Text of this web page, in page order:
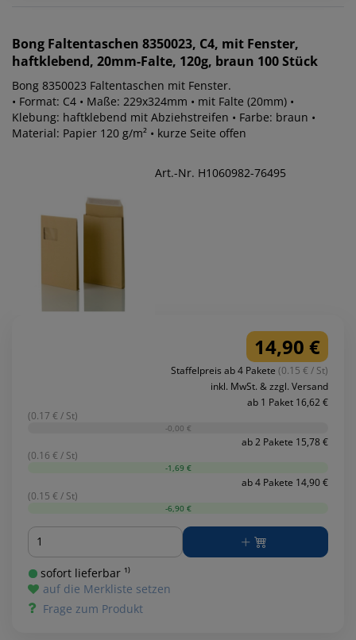
Bong Faltentaschen 8350023, C4, mit Fenster,
haftklebend, 20mm-Falte, 120g, braun 100 Stück
Bong 8350023 Faltentaschen mit Fenster.
• Format: C4 • Maße: 229x324mm • mit Falte (20mm) •
Klebung: haftklebend mit Abziehstreifen • Farbe: braun •
Material: Papier 120 g/m² • kurze Seite offen
Art.-Nr. H1060982-76495
14,90 €
Staffelpreis ab 4 Pakete (0.15 € / St)
inkl. MwSt. & zzgl. Versand
ab 1 Paket 16,62 €
(0.17 € / St)
-0,00 €
ab 2 Pakete 15,78 €
(0.16 € / St)
-1,69 €
ab 4 Pakete 14,90 €
(0.15 € / St)
-6,90 €
Menge
sofort lieferbar ¹⁾
auf die Merkliste setzen
Frage zum Produkt